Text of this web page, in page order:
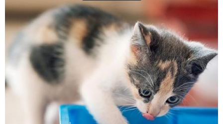
معجون السنان عند الكلاب يرتبط هذا التسمم بمجموعة من الاعراض,
سنتعرف عليها فى السطور التالية: التقيؤ قلة السيطرة على العضلات
وتنسيقها الخمول الترنح ضعف توعك نوبة انهيار براز أسود القطراني
غيبوبة الموت اقرأ ايضا: مسكنات الالم الطبيعية للتسنين عند […]